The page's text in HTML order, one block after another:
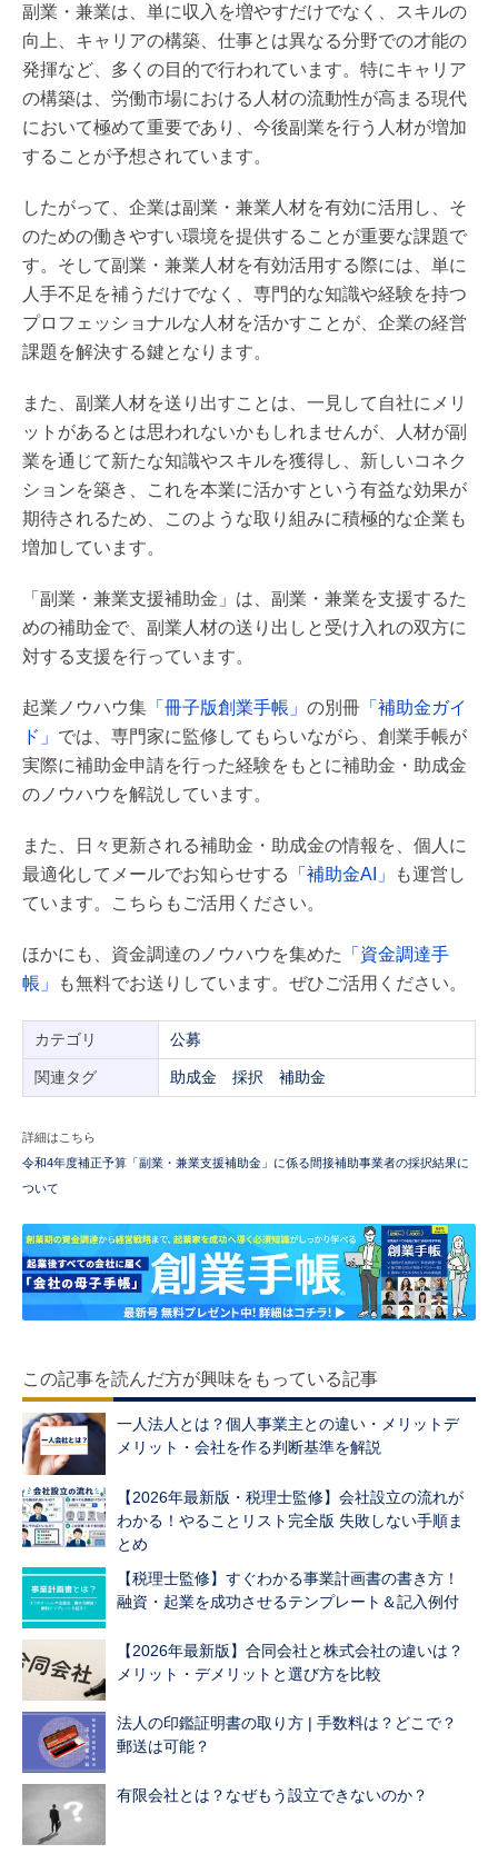
副業・兼業は、単に収入を増やすだけでなく、スキルの
向上、キャリアの構築、仕事とは異なる分野での才能の
発揮など、多くの目的で行われています。特にキャリア
の構築は、労働市場における人材の流動性が高まる現代
において極めて重要であり、今後副業を行う人材が増加
することが予想されています。
したがって、企業は副業・兼業人材を有効に活用し、そ
のための働きやすい環境を提供することが重要な課題で
す。そして副業・兼業人材を有効活用する際には、単に
人手不足を補うだけでなく、専門的な知識や経験を持つ
プロフェッショナルな人材を活かすことが、企業の経営
課題を解決する鍵となります。
また、副業人材を送り出すことは、一見して自社にメリ
ットがあるとは思われないかもしれませんが、人材が副
業を通じて新たな知識やスキルを獲得し、新しいコネク
ションを築き、これを本業に活かすという有益な効果が
期待されるため、このような取り組みに積極的な企業も
増加しています。
「副業・兼業支援補助金」は、副業・兼業を支援するた
めの補助金で、副業人材の送り出しと受け入れの双方に
対する支援を行っています。
起業ノウハウ集 「冊子版創業手帳」 の別冊 「補助金ガイ
ド」 では、専門家に監修してもらいながら、創業手帳が
実際に補助金申請を行った経験をもとに補助金・助成金
のノウハウを解説しています。
また、日々更新される補助金・助成金の情報を、個人に
最適化してメールでお知らせする
「補助金AI」
も運営し
ています。こちらもご活用ください。
ほかにも、資金調達のノウハウを集めた
「資金調達手
帳」
も無料でお送りしています。ぜひご活用ください。
カテゴリ 公募
関連タグ 助成金 採択 補助金
詳細はこちら
令和4年度補正予算「副業・兼業支援補助金」に係る間接補助事業者の採択結果に
ついて
この記事を読んだ方が興味をもっている記事
一人法人とは？個人事業主との違い・メリットデ
メリット・会社を作る判断基準を解説
【2026年最新版・税理士監修】会社設立の流れが
わかる！やることリスト完全版 失敗しない手順ま
とめ
【税理士監修】すぐわかる事業計画書の書き方！
融資・起業を成功させるテンプレート＆記入例付
【2026年最新版】合同会社と株式会社の違いは？
メリット・デメリットと選び方を比較
法人の印鑑証明書の取り方 | 手数料は？どこで？
郵送は可能？
有限会社とは？なぜもう設立できないのか？